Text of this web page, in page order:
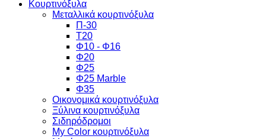
Κουρτινόξυλα
Μεταλλικά κουρτινόξυλα
Π-30
Τ20
Φ10 - Φ16
Φ20
Φ25
Φ25 Marble
Φ35
Οικονομικά κουρτινόξυλα
Ξύλινα κουρτινόξυλα
Σιδηρόδρομοι
My Color κουρτινόξυλα